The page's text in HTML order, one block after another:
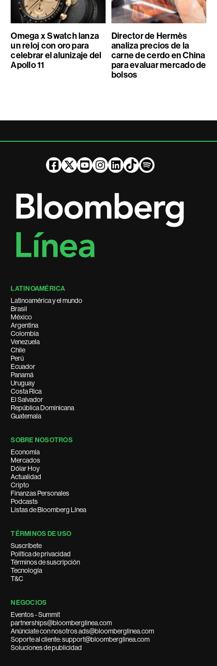
Omega x Swatch lanza
un reloj con oro para
celebrar el alunizaje del
Apollo 11
Director de Hermès
analiza precios de la
carne de cerdo en China
para evaluar mercado de
bolsos
LATINOAMÉRICA
Latinoamérica y el mundo
Brasil
México
Argentina
Colombia
Venezuela
Chile
Perú
Ecuador
Panamá
Uruguay
Costa Rica
El Salvador
República Dominicana
Guatemala
SOBRE NOSOTROS
Economía
Mercados
Dólar Hoy
Actualidad
Cripto
Finanzas Personales
Podcasts
Listas de Bloomberg Línea
TÉRMINOS DE USO
Suscríbete
Política de privacidad
Términos de suscripción
Tecnología
T&C
NEGOCIOS
Eventos - Summit
partnerships@bloomberglinea.com
Anúnciate con nosotros ads@bloomberglinea.com
Soporte al cliente: support@bloomberglinea.com
Soluciones de publicidad